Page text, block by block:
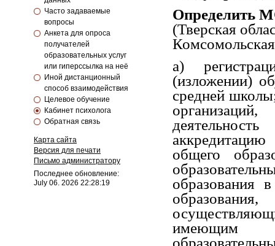
Часто задаваемые
вопросы
Анкета для опроса
получателей
образовательных услуг
или гиперссылка на неё
Иной дистанционный
способ взаимодействия
Целевое обучение
Кабинет психолога
Обратная связь
Карта сайта
Версия для печати
Письмо администратору
Последнее обновление:
July 06. 2026 22:28:19
Определить
(Тверская
а)
(изложении)
средней
общего
образования
имеющим